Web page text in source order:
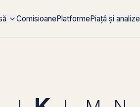
ComisioanePlatformePiață și analize